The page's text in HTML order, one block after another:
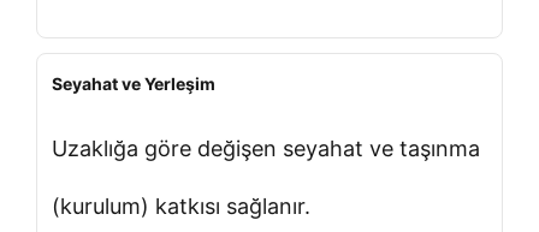
Seyahat ve Yerleşim
Uzaklığa göre değişen seyahat ve taşınma
(kurulum) katkısı sağlanır.